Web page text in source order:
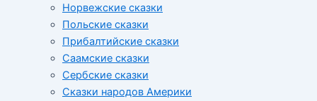
Норвежские сказки
Польские сказки
Прибалтийские сказки
Cаамские сказки
Сербские сказки
Сказки народов Америки